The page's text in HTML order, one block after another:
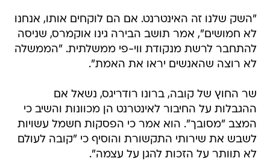
"השק שלנו זה האינטרנט. אם הם לוקחים אותו, אנחנו
לא חמושים", אמר תושב הבירה גינו אוקמרס, שניסה
להתחבר לרשת מנקודת ווי-פי ממשלתית. "הממשלה
לא רוצה שהאנשים יראו את האמת".
שר החוץ של קובה, ברונו רודריגס, נשאל אם
ההגבלות על החיבור לאינטרנט הן מכוונות והשיב כי
המצב "מסובך". הוא אמר כי הפסקות חשמל עשויות
לשבש את שירותי התקשורת והוסיף כי "קובה לעולם
לא תוותר על הזכות להגן על עצמה".